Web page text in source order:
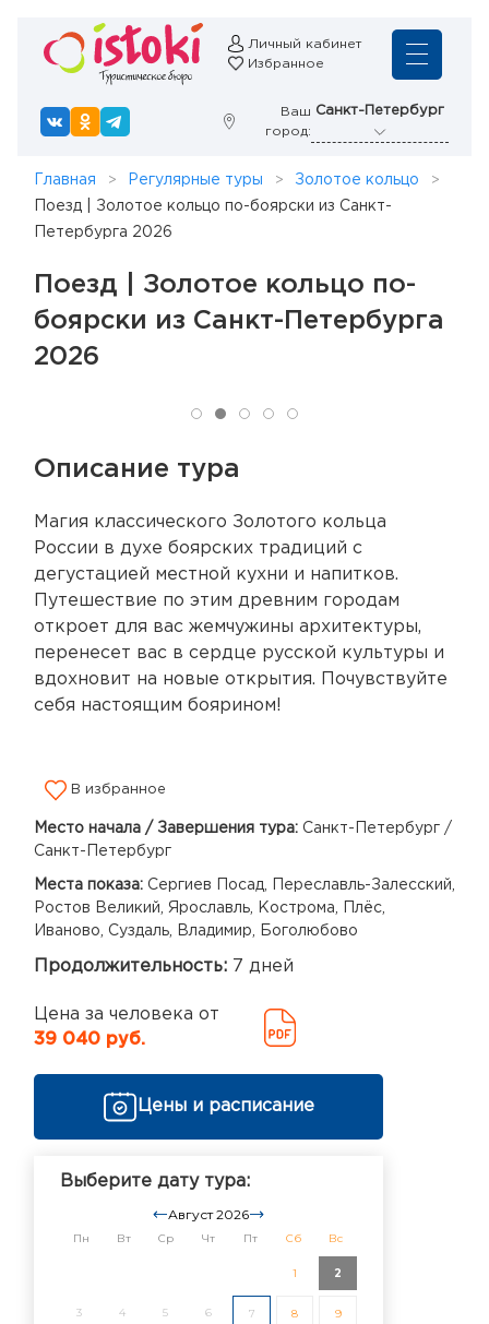
Личный кабинет
Избранное
Ваш
город:
Главная Регулярные туры
Золотое кольцо
Поезд | Золотое кольцо по-боярски из Санкт-
Петербурга 2026
Поезд | Золотое кольцо по-
боярски из Санкт-Петербурга
2026
Описание тура
Магия классического Золотого кольца
России в духе боярских традиций с
дегустацией местной кухни и напитков.
Путешествие по этим древним городам
откроет для вас жемчужины архитектуры,
перенесет вас в сердце русской культуры и
вдохновит на новые открытия. Почувствуйте
себя настоящим боярином!
В избранное
Место начала / Завершения тура: Санкт-Петербург /
Санкт-Петербург
Места показа: Сергиев Посад, Переславль-Залесский,
Ростов Великий, Ярославль, Кострома, Плёс,
Иваново, Суздаль, Владимир, Боголюбово
Продолжительность: 7 дней
Цена за человека от
39 040 руб.
Цены и расписание
Выберите дату тура:
Август 2026
Пн Вт Ср Чт Пт Сб Вс
1 2
3 4 5 6 7 8 9